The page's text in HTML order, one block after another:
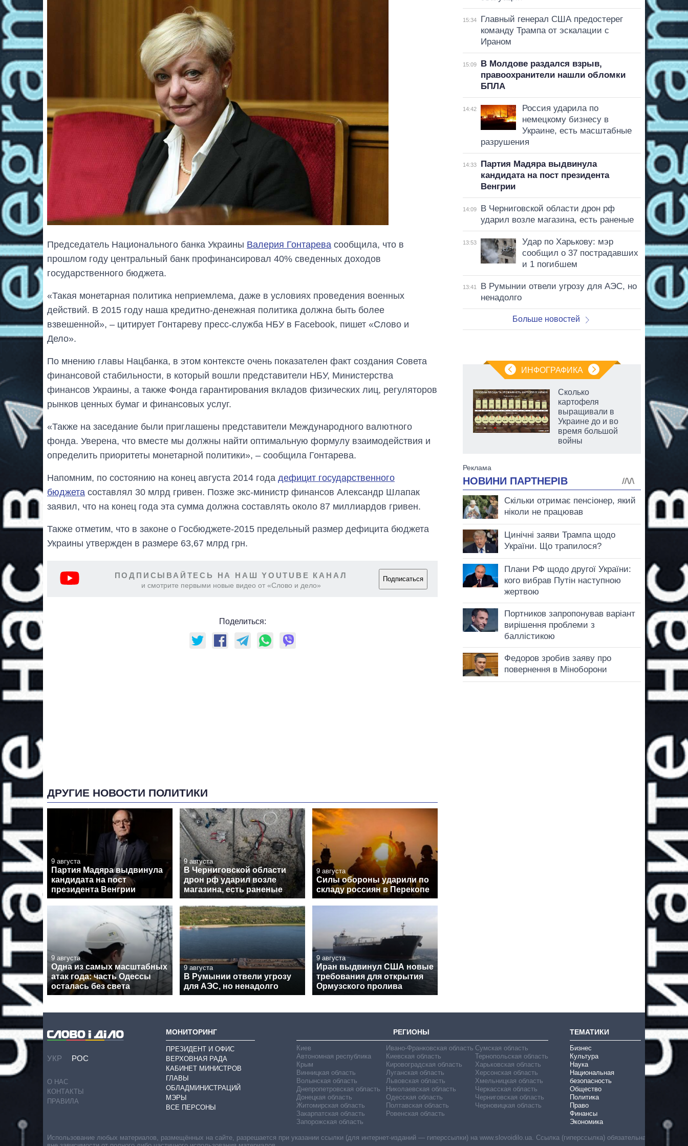
Председатель Национального банка Украины Валерия Гонтарева сообщила, что в
прошлом году центральный банк профинансировал 40% сведенных доходов
государственного бюджета.
«Такая монетарная политика неприемлема, даже в условиях проведения военных
действий. В 2015 году наша кредитно-денежная политика должна быть более
взвешенной», – цитирует Гонтареву пресс-служба НБУ в Facebook, пишет «Слово и
Дело».
По мнению главы Нацбанка, в этом контексте очень показателен факт создания Совета
финансовой стабильности, в который вошли представители НБУ, Министерства
финансов Украины, а также Фонда гарантирования вкладов физических лиц, регуляторов
рынков ценных бумаг и финансовых услуг.
«Также на заседание были приглашены представители Международного валютного
фонда. Уверена, что вместе мы должны найти оптимальную формулу взаимодействия и
определить приоритеты монетарной политики», – сообщила Гонтарева.
Напомним, по состоянию на конец августа 2014 года дефицит государственного
бюджета составлял 30 млрд гривен. Позже экс-министр финансов Александр Шлапак
заявил, что на конец года эта сумма должна составлять около 87 миллиардов гривен.
Также отметим, что в законе о Госбюджете-2015 предельный размер дефицита бюджета
Украины утвержден в размере 63,67 млрд грн.
ПОДПИСЫВАЙТЕСЬ НА НАШ YOUTUBE КАНАЛ
и смотрите первыми новые видео от «Слово и дело»
Подписаться
Поделиться:
ДРУГИЕ НОВОСТИ ПОЛИТИКИ
9 августа
Партия Мадяра выдвинула
кандидата на пост
президента Венгрии
9 августа
В Черниговской области
дрон рф ударил возле
магазина, есть раненые
9 августа
Силы обороны ударили по
складу россиян в Перекопе
9 августа
Одна из самых масштабных
атак года: часть Одессы
осталась без света
9 августа
В Румынии отвели угрозу
для АЭС, но ненадолго
9 августа
Иран выдвинул США новые
требования для открытия
Ормузского пролива
15:34
Главный генерал США предостерег
команду Трампа от эскалации с
Ираном
15:09
В Молдове раздался взрыв,
правоохранители нашли обломки
БПЛА
14:42
Россия ударила по
немецкому бизнесу в
Украине, есть масштабные
разрушения
14:33
Партия Мадяра выдвинула
кандидата на пост президента
Венгрии
14:09
В Черниговской области дрон рф
ударил возле магазина, есть раненые
13:53
Удар по Харькову: мэр
сообщил о 37 пострадавших
и 1 погибшем
13:41
В Румынии отвели угрозу для АЭС, но
ненадолго
Больше новостей
ИНФОГРАФИКА
Дефицит памяти:
что прогнозируют
на 2027-й
Сколько
картофеля
выращивали в
Украине до и во
время большой
войны
УКР РОС
О НАС
КОНТАКТЫ
ПРАВИЛА
МОНИТОРИНГ
ПРЕЗИДЕНТ И ОФИС
ВЕРХОВНАЯ РАДА
КАБИНЕТ МИНИСТРОВ
ГЛАВЫ
ОБЛАДМИНИСТРАЦИЙ
МЭРЫ
ВСЕ ПЕРСОНЫ
РЕГИОНЫ
Киев
Автономная республика
Крым
Винницкая область
Волынская область
Днепропетровская область
Донецкая область
Житомирская область
Закарпатская область
Запорожская область
Ивано-Франковская область
Киевская область
Кировоградская область
Луганская область
Львовская область
Николаевская область
Одесская область
Полтавская область
Ровенская область
Сумская область
Тернопольская область
Харьковская область
Херсонская область
Хмельницкая область
Черкасская область
Черниговская область
Черновицкая область
ТЕМАТИКИ
Бизнес
Культура
Наука
Национальная
безопасность
Общество
Политика
Право
Финансы
Экономика
Использование любых материалов, размещённых на сайте, разрешается при указании ссылки (для интернет-изданий — гиперссылки) на www.slovoidilo.ua. Ссылка (гиперссылка) обязательна